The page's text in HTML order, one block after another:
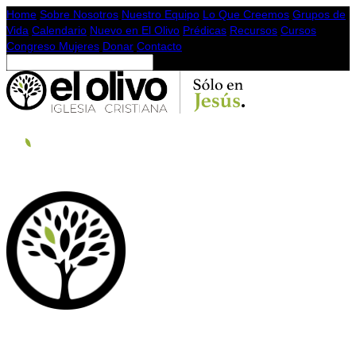
Home Sobre Nosotros Nuestro Equipo Lo Que Creemos Grupos de
Vida Calendario Nuevo en El Olivo Prédicas Recursos Cursos
Congreso Mujeres Donar Contacto